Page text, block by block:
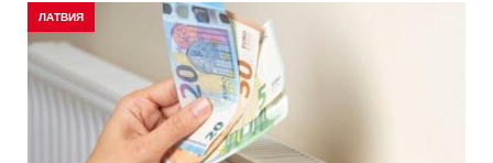
ЛАТВИЯ